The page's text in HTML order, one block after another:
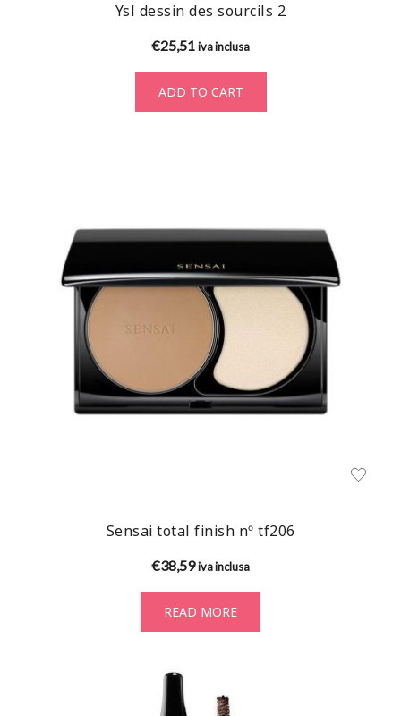
Ysl dessin des sourcils 2
€25,51iva inclusa
ADD TO CART
Sensai total finish nº tf206
€38,59iva inclusa
READ MORE